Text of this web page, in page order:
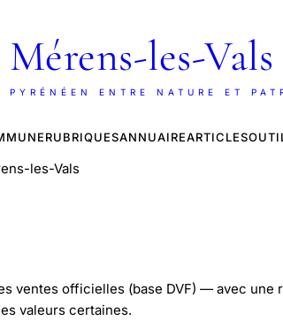
Mérens-les-Vals
ENTRE NATURE ET
RUBRIQUESANNUAIREARTICLES
les-Vals
ventes officielles (base DVF) — avec une
valeurs certaines.